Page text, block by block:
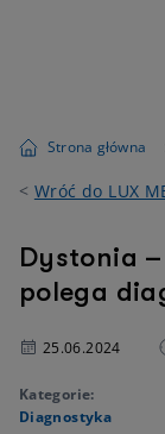
Strona główna
< Wróć do LUX
Dystonia
polega
25.06.2024
Kategorie:
Diagnostyka